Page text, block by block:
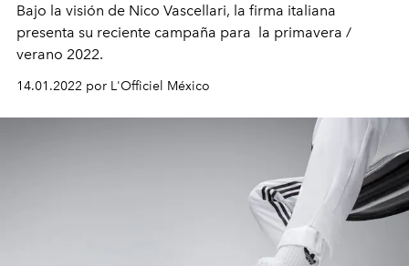
Bajo la visión de Nico Vascellari, la firma italiana
presenta su reciente campaña para la primavera /
verano 2022.
14.01.2022 por L'Officiel México